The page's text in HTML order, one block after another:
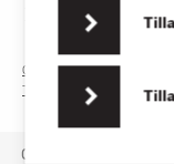
partnere kan
oplysninger, du
Kontakt os
COOKIES
Copyright © 2026